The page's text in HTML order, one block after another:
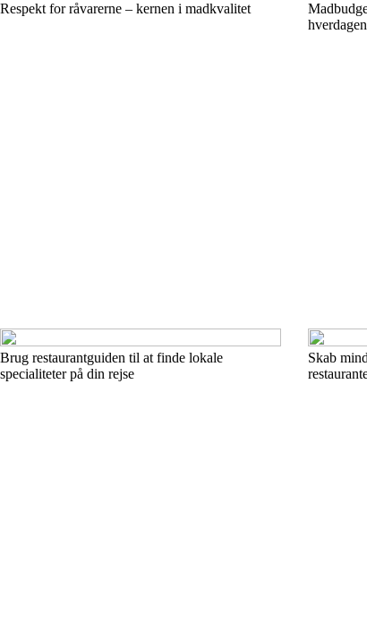
Respekt for råvarerne – kernen i madkvalitet
hverdagen
Brug restaurantguiden til at finde lokale
specialiteter på din rejse
Skab